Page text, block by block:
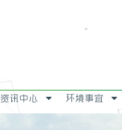
资讯中心 环境事宜